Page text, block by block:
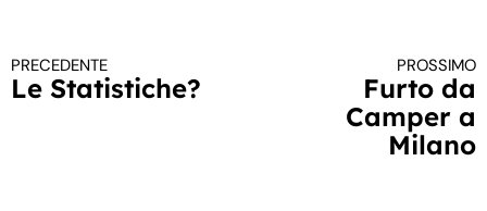
Continua a leggere
PRECEDENTE
Le Statistiche?
PROSSIMO
Furto da
Camper a
Milano